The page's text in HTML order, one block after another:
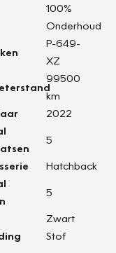
100%
Onderhoud
P-649-
XZ
99500
km
2022
5
Hatchback
5
Zwart
Stof